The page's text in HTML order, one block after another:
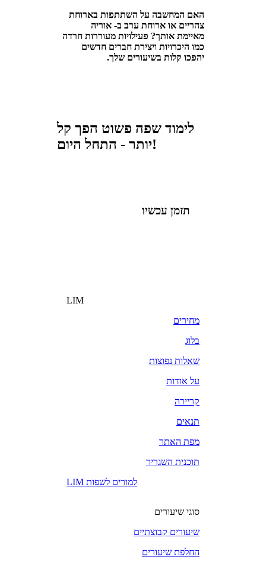
האם המחשבה על השתתפות בארוחת
צהריים או ארוחת ערב ב- אוריה
מאיימת אותך? פעילויות מעוררות חרדה
כמו היכרויות ויצירת חברים חדשים
יהפכו קלות בשיעורים שלך.
לימוד שפה פשוט הפך קל
יותר - התחל היום!
תזמן עכשיו
LIM
מחירים
בלוג
שאלות נפוצות
על אודות
קריירה
תנאים
מפת האתר
תוכנית השגריר
LIM למורים לשפות
סוגי שיעורים
שיעורים קבוצתיים
החלפת שיעורים